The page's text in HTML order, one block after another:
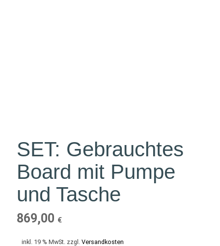
SET: Gebrauchtes
Board mit Pumpe
und Tasche
869,00 €
inkl. 19 % MwSt. zzgl. Versandkosten